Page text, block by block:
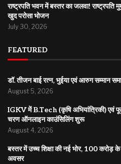
राष्ट्रपति भवन में बस्तर का जलवा! राष्ट्रपति
खुद परोसा भोजन
July 30, 2026
FEATURED
डॉ. तीजन बाई रत्न, भुईया एवं आरुग सम्मान
August 5, 2026
IGKV में B.Tech (कृषि अभियांत्रिकी) एवं फूड
चरण ऑनलाइन काउंसिलिंग शुरू
August 4, 2026
बस्तर में उच्च शिक्षा की नई भोर, 100 करोड़
अवसर